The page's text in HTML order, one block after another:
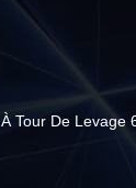
Tour De Levage